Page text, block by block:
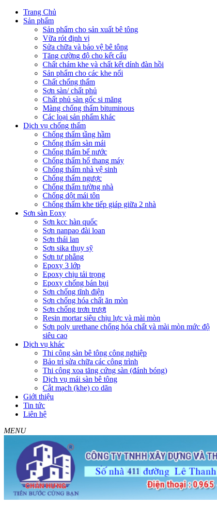
Trang Chủ
Sản phẩm
Sản phẩm cho sản xuất bê tông
Vữa rót định vị
Sửa chữa và bảo vệ bê tông
Tăng cường độ cho kết cấu
Chất chám khe và chất kết dính đàn hồi
Sản phẩm cho các khe nối
Chất chống thấm
Sơn sàn/ chất phủ
Chất phủ sàn gốc si măng
Màng chống thấm bituminous
Các loại sản phẩm khác
Dịch vụ chống thấm
Chống thấm tầng hầm
Chống thấm sàn mái
Chống thấm bể nước
Chống thấm hố thang máy
Chống thấm nhà vệ sinh
Chống thấm ngược
Chống thấm tường nhà
Chống dột mái tôn
Chống thấm khe tiếp giáp giữa 2 nhà
Sơn sàn Eoxy
Sơn kcc hàn quốc
Sơn nanpao đài loan
Sơn thái lan
Sơn sika thụy sỹ
Sơn tự phẳng
Epoxy 3 lớp
Epoxy chịu tải trọng
Epoxy chống bán bụi
Sơn chống tĩnh điện
Sơn chống hóa chất ăn mòn
Sơn chống trơn trượt
Resin mortar siêu chịu lực và mài mòn
Sơn poly urethane chống hóa chất và mài mòn mức độ
siêu cao
Dịch vụ khác
Thi công sàn bê tông công nghiệp
Bảo trì sửa chữa các công trình
Thi công xoa tăng cứng sàn (đánh bóng)
Dịch vụ mái sàn bê tông
Cắt mạch (khe) co dãn
Giới thiệu
Tin tức
Liên hệ
MENU